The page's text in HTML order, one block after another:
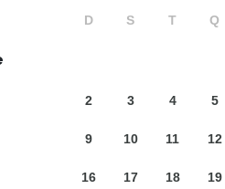
D S T Q
2 3 4 5
9 10 11 12
16 17 18 19